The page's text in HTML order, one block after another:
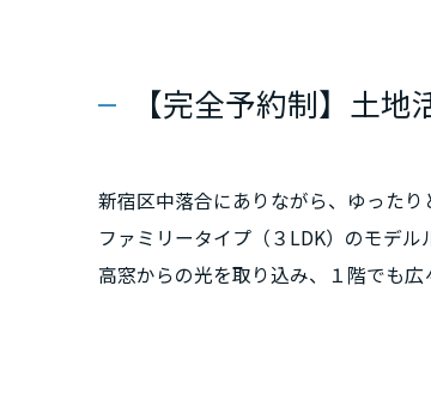
【完全予約制】土
新宿区中落合にありながら、ゆったり
ファミリータイプ（３LDK）のモデ
高窓からの光を取り込み、１階でも広